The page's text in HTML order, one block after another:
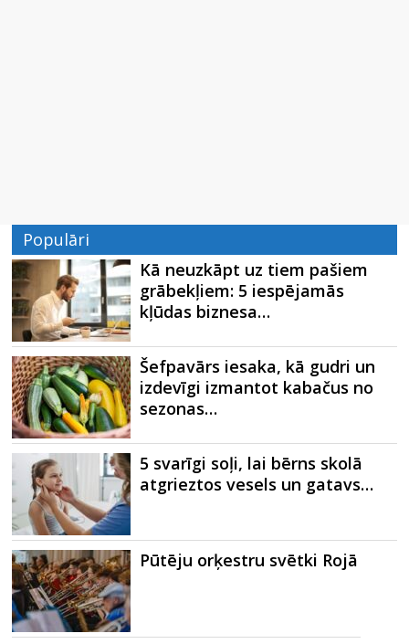
Populāri
Kā neuzkāpt uz tiem pašiem
grābekļiem: 5 iespējamās
kļūdas biznesa…
Šefpavārs iesaka, kā gudri un
izdevīgi izmantot kabačus no
sezonas…
5 svarīgi soļi, lai bērns skolā
atgrieztos vesels un gatavs…
Pūtēju orķestru svētki Rojā